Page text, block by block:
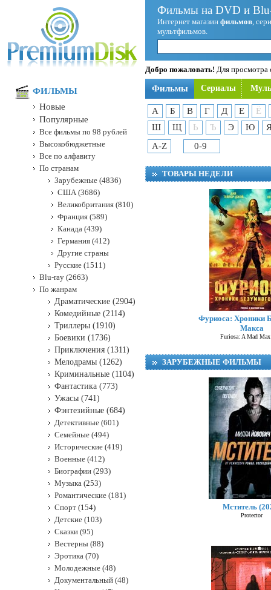
Фильмы на DVD и
Интернет магазин фильмов,
мультфильмов.
Добро пожаловать! Для просмотра
Фильмы Сериалы
А Б В Г Д Е
Ё
Ш
Щ Ь Ъ Э Ю
A-Z
0-9
ТОВАРЫ НЕДЕЛИ
Фуриоса: Хроники
Макса
Furiosa: A Mad Max
ЗАРУБЕЖНЫЕ ФИЛЬМЫ
Мститель
Protector
ФИЛЬМЫ
Новые
Популярные
Все фильмы по 98 рублей
Высокобюджетные
Все по алфавиту
По странам
Зарубежные (4836)
США (3686)
Великобритания (810)
Франция (589)
Канада (439)
Германия (412)
Другие страны
Русские (1511)
Blu-ray (2663)
По жанрам
Драматические (2904)
Комедийные (2114)
Триллеры (1910)
Боевики (1736)
Приключения (1311)
Мелодрамы (1262)
Криминальные (1104)
Фантастика (773)
Ужасы (741)
Фэнтезийные (684)
Детективные (601)
Семейные (494)
Исторические (419)
Военные (412)
Биографии (293)
Музыка (253)
Романтические (181)
Спорт (154)
Детские (103)
Сказки (95)
Вестерны (88)
Эротика (70)
Молодежные (48)
Документальный (48)